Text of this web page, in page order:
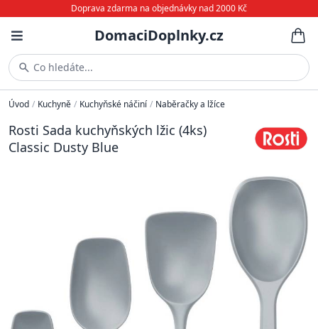
Doprava zdarma na objednávky nad 2000 Kč
DomaciDoplnky.cz
Co hledáte...
Úvod / Kuchyně / Kuchyňské náčiní / Naběračky a lžíce
Rosti Sada kuchyňských lžic (4ks)
Classic Dusty Blue